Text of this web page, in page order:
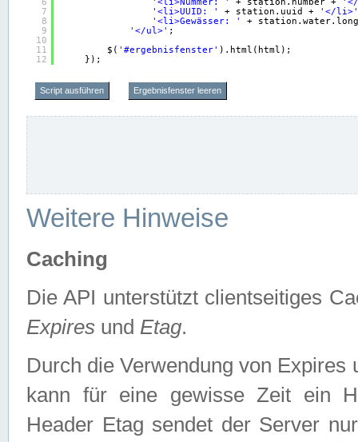
7
8
9
10
11
12
'<li>UUID: '
+ station.uuid +
'</li>'
'<li>Gewässer: '
+
'</ul>' ;
$( '#ergebnisfenster' ).html(html);
});
Script ausführen Ergebnisfenster leeren
Weitere Hinweise
Caching
Die API unterstützt clientseitiges
Expires und Etag.
Durch die Verwendung von
kann für eine gewisse Zeit ein
Header Etag sendet der Server